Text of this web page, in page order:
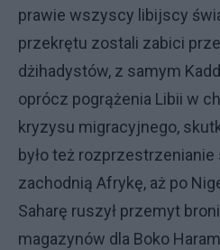
prawie wszyscy libijscy
przekrętu zostali zabici
dżihadystów, z samym
oprócz pogrążenia Libii w
kryzysu migracyjnego,
było też rozprzestrzenianie
zachodnią Afrykę, aż po
Saharę ruszył przemyt
magazynów dla Boko